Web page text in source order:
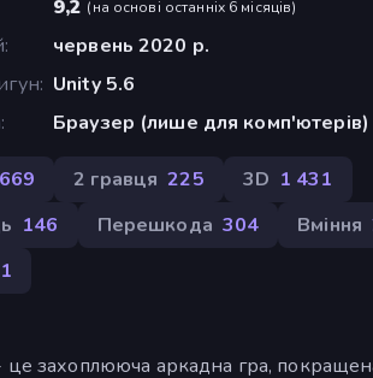
9,2 (на основі останніх 6 місяців)
червень 2020 р.
Unity 5.6
Браузер (лише для комп'ютерів)
669 2 гравця 225 3D 1 431
146 Перешкода 304 Вміння
це захоплююча аркадна гра,